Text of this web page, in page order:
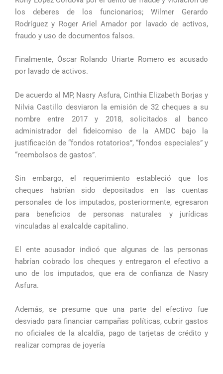
los deberes de los funcionarios; Wilmer Gerardo
Rodríguez y Roger Ariel Amador por lavado de activos,
fraudo y uso de documentos falsos.
Finalmente, Óscar Rolando Uriarte Romero es acusado
por lavado de activos.
De acuerdo al MP, Nasry Asfura, Cinthia Elizabeth Borjas y
Nilvia Castillo desviaron la emisión de 32 cheques a su
nombre entre 2017 y 2018, solicitados al banco
administrador del fideicomiso de la AMDC bajo la
justificación de “fondos rotatorios”, “fondos especiales” y
“reembolsos de gastos”.
Sin embargo, el requerimiento estableció que los
cheques habrían sido depositados en las cuentas
personales de los imputados, posteriormente, egresaron
para beneficios de personas naturales y jurídicas
vinculadas al exalcalde capitalino.
El ente acusador indicó que algunas de las personas
habrían cobrado los cheques y entregaron el efectivo a
uno de los imputados, que era de confianza de Nasry
Asfura.
Además, se presume que una parte del efectivo fue
desviado para financiar campañas políticas, cubrir gastos
no oficiales de la alcaldía, pago de tarjetas de crédito y
realizar compras de joyería